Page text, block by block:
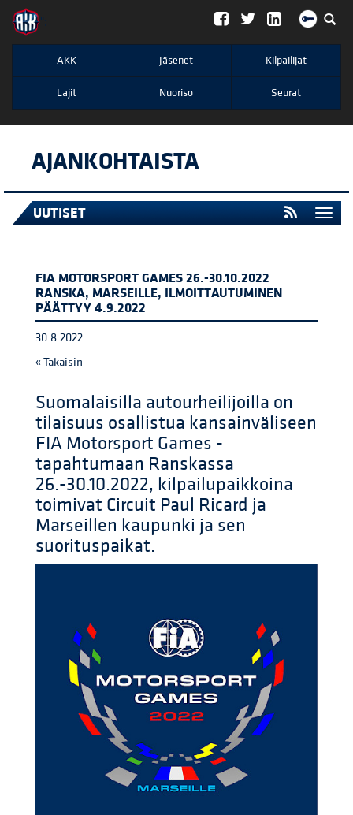
";
AKK Jäsenet Kilpailijat
Lajit Nuoriso Seurat
AJANKOHTAISTA
UUTISET
FIA MOTORSPORT GAMES 26.-30.10.2022
RANSKA, MARSEILLE, ILMOITTAUTUMINEN
PÄÄTTYY 4.9.2022
30.8.2022
« Takaisin
Suomalaisilla autourheilijoilla on
tilaisuus osallistua kansainväliseen
FIA Motorsport Games -
tapahtumaan Ranskassa
26.-30.10.2022, kilpailupaikkoina
toimivat Circuit Paul Ricard ja
Marseillen kaupunki ja sen
suorituspaikat.